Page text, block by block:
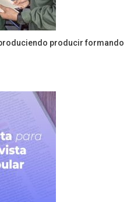
producir formando